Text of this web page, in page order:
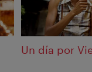
Un día por